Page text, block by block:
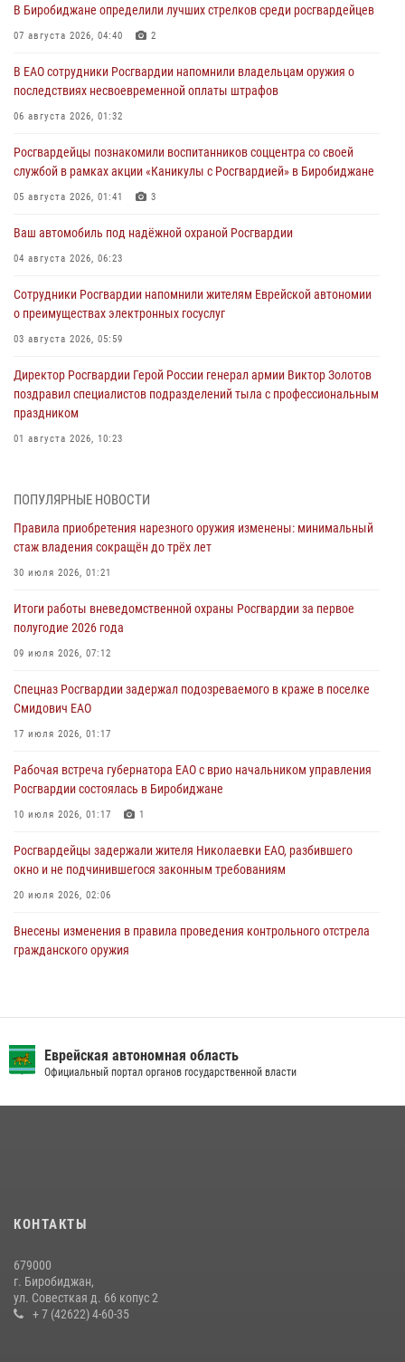
В Биробиджане определили лучших стрелков среди росгвардейцев
07 августа 2026, 04:40 2
В ЕАО сотрудники Росгвардии напомнили владельцам оружия о
последствиях несвоевременной оплаты штрафов
06 августа 2026, 01:32
Росгвардейцы познакомили воспитанников соццентра со своей
службой в рамках акции «Каникулы с Росгвардией» в Биробиджане
05 августа 2026, 01:41 3
Ваш автомобиль под надёжной охраной Росгвардии
04 августа 2026, 06:23
Сотрудники Росгвардии напомнили жителям Еврейской автономии
о преимуществах электронных госуслуг
03 августа 2026, 05:59
Директор Росгвардии Герой России генерал армии Виктор Золотов
поздравил специалистов подразделений тыла с профессиональным
праздником
01 августа 2026, 10:23
Российской Федерации
В Росгвардии вспоминают российских воинов, погибших в Первой
мировой войне 1914-1918 годов
Внесены изменения в правила проведения контрольного отстрела
гражданского оружия
Правила приобретения нарезного оружия изменены: минимальный
стаж владения сокращён до трёх лет
ПОПУЛЯРНЫЕ НОВОСТИ
Правила приобретения нарезного оружия изменены: минимальный
стаж владения сокращён до трёх лет
30 июля 2026, 01:21
Итоги работы вневедомственной охраны Росгвардии за первое
полугодие 2026 года
09 июля 2026, 07:12
Спецназ Росгвардии задержал подозреваемого в краже в поселке
Смидович ЕАО
17 июля 2026, 01:17
Рабочая встреча губернатора ЕАО с врио начальником управления
Росгвардии состоялась в Биробиджане
10 июля 2026, 01:17 1
Росгвардейцы задержали жителя Николаевки ЕАО, разбившего
окно и не подчинившегося законным требованиям
20 июля 2026, 02:06
Внесены изменения в правила проведения контрольного отстрела
гражданского оружия
23 июля 2026, 00:16 2
15 июля 2026, 07:12
Первых основам самообороны
13 июля 2026, 02:04 3
Еврейская автономная область
Официальный портал органов государственной власти
КОНТАКТЫ
679000
г. Биробиджан,
ул. Совесткая д. 66 копус 2
+ 7 (42622) 4-60-35